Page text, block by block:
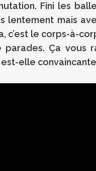
Fini les
lentement mais
c’est le corps-à-
parades. Ça
elle